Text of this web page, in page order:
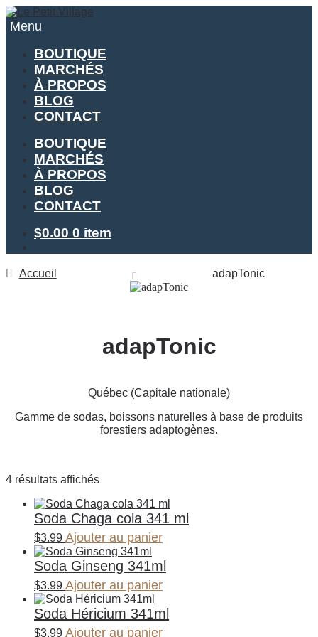
Aller
à
navigation
Aller
au
Menu
BOUTIQUE
MARCHÉS
À PROPOS
BLOG
CONTACT
BOUTIQUE
MARCHÉS
À PROPOS
BLOG
CONTACT
$0.00 0 item
Accueil adapTonic
adapTonic
Québec (Capitale nationale)
Gamme de sodas, boissons naturelles à base de produits
forestiers adaptogènes.
4 résultats affichés
Soda Chaga cola 341 ml
$3.99 Ajouter au panier
Soda Ginseng 341ml
$3.99 Ajouter au panier
Soda Héricium 341ml
$3.99 Ajouter au panier